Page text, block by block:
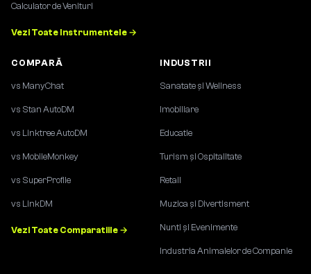
Calculator de Venituri
Vezi Toate Instrumentele →
COMPARĂ
vs ManyChat
vs Stan AutoDM
vs Linktree AutoDM
vs MobileMonkey
vs SuperProfile
vs LinkDM
Vezi Toate Comparatiile →
INDUSTRII
Sanatate și Wellness
Imobiliare
Educatie
Turism și Ospitalitate
Retail
Muzica și Divertisment
Nunti și Evenimente
Industria Animalelor de Companie